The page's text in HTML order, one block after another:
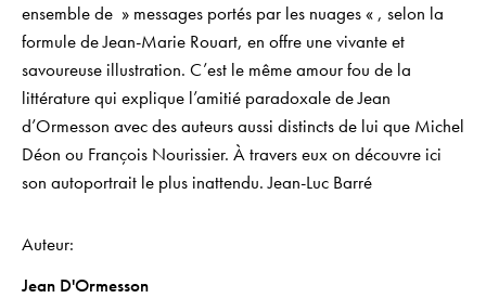
ensemble de » messages portés par les nuages « , selon la
formule de Jean-Marie Rouart, en offre une vivante et
savoureuse illustration. C’est le même amour fou de la
littérature qui explique l’amitié paradoxale de Jean
d’Ormesson avec des auteurs aussi distincts de lui que Michel
Déon ou François Nourissier. À travers eux on découvre ici
son autoportrait le plus inattendu. Jean-Luc Barré
Auteur
Jean D'Ormesson